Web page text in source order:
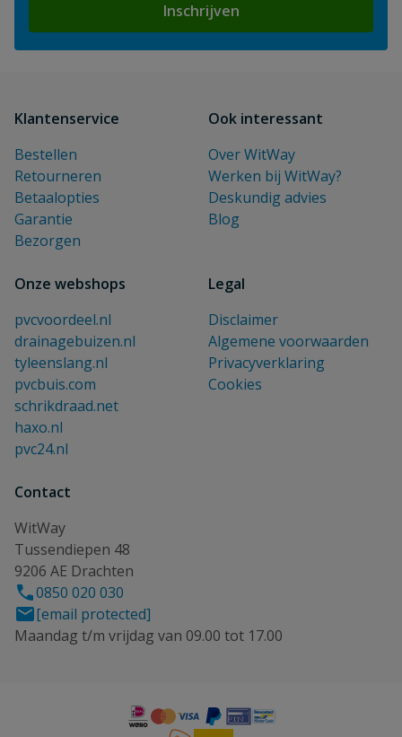
Inschrijven
Klantenservice
Bestellen
Retourneren
Betaalopties
Garantie
Bezorgen
Ook interessant
Over WitWay
Werken bij WitWay?
Deskundig advies
Blog
Onze webshops
pvcvoordeel.nl
drainagebuizen.nl
tyleenslang.nl
pvcbuis.com
schrikdraad.net
haxo.nl
pvc24.nl
Legal
Disclaimer
Algemene voorwaarden
Privacyverklaring
Cookies
Contact
WitWay
Tussendiepen 48
9206 AE Drachten
0850 020 030
[email protected]
Maandag t/m vrijdag van 09.00 tot 17.00